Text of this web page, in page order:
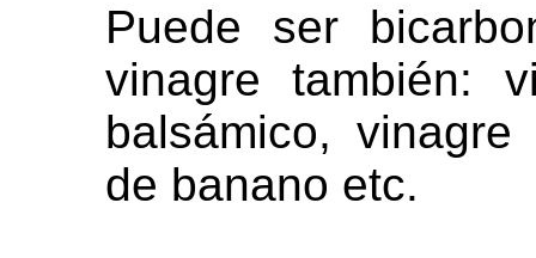
Puede ser
vinagre también:
balsámico,
de banano etc.